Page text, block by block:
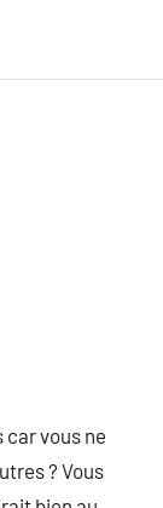
vous ne
? Vous